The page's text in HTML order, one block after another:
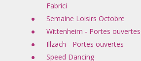
Fabrici
Semaine Loisirs Octobre
Wittenheim - Portes ouvertes
Illzach - Portes ouvertes
Speed Dancing